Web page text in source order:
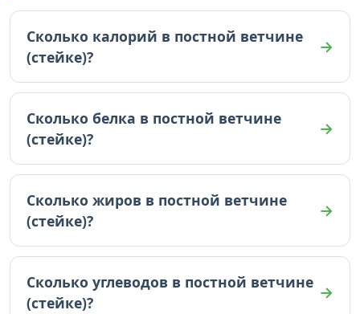
Сколько калорий в постной ветчине
(стейке)?
В постной ветчине (стейке) 122 ккал (на 100г).
Сколько белка в постной ветчине
(стейке)?
В постной ветчине (стейке) 19.56 граммов белка
(на 100г).
Сколько жиров в постной ветчине
(стейке)?
В постной ветчине (стейке) 4.25 граммов жиров
(на 100г).
Сколько углеводов в постной ветчине
(стейке)?